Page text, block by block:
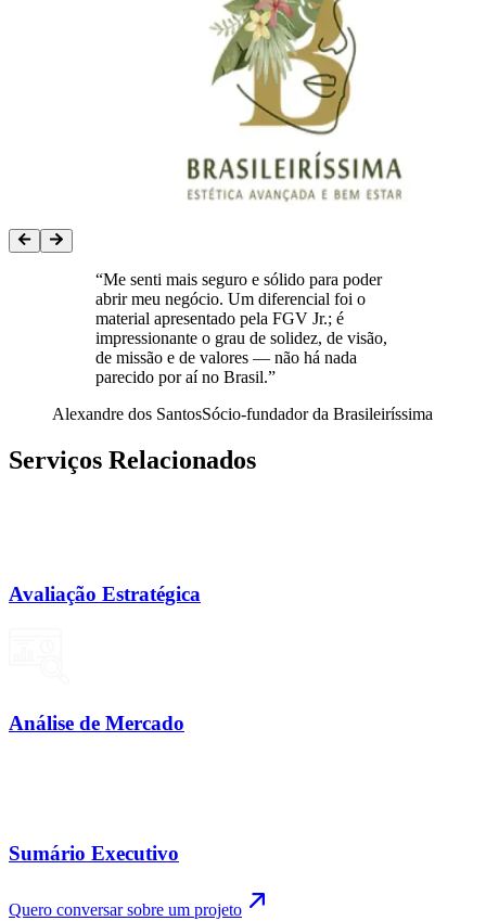
“Me senti mais seguro e sólido para poder
abrir meu negócio. Um diferencial foi o
material apresentado pela FGV Jr.; é
impressionante o grau de solidez, de visão,
de missão e de valores — não há nada
parecido por aí no Brasil.”
Alexandre dos SantosSócio-fundador da Brasileiríssima
Serviços Relacionados
Avaliação Estratégica
Análise de Mercado
Sumário Executivo
Quero conversar sobre um projeto